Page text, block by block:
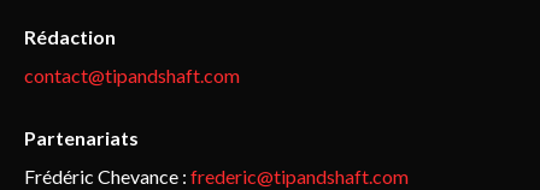
Rédaction
contact@tipandshaft.com
Partenariats
Frédéric Chevance : frederic@tipandshaft.com